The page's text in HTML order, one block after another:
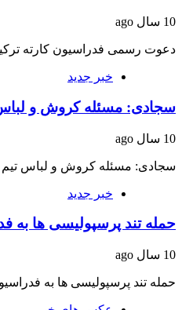
10 سال ago
دعوت رسمی فدراسیون کارته
خبر جدید
سجادی: مسئله کروش و
10 سال ago
سجادی: مسئله کروش و لباس تیم
خبر جدید
حمله تند پرسپولیسی ها به
10 سال ago
حمله تند پرسپولیسی ها به